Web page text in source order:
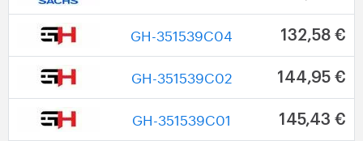
GH-351539C04 132,58 €
GH-351539C02 144,95 €
GH-351539C01 145,43 €